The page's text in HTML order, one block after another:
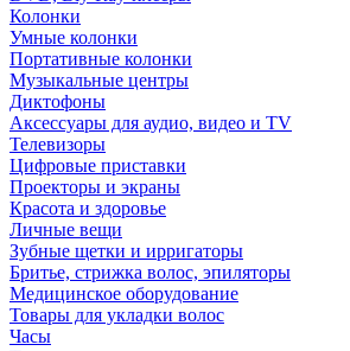
Колонки
Умные колонки
Портативные колонки
Музыкальные центры
Диктофоны
Аксессуары для аудио, видео и TV
Телевизоры
Цифровые приставки
Проекторы и экраны
Красота и здоровье
Личные вещи
Зубные щетки и ирригаторы
Бритье, стрижка волос, эпиляторы
Медицинское оборудование
Товары для укладки волос
Часы